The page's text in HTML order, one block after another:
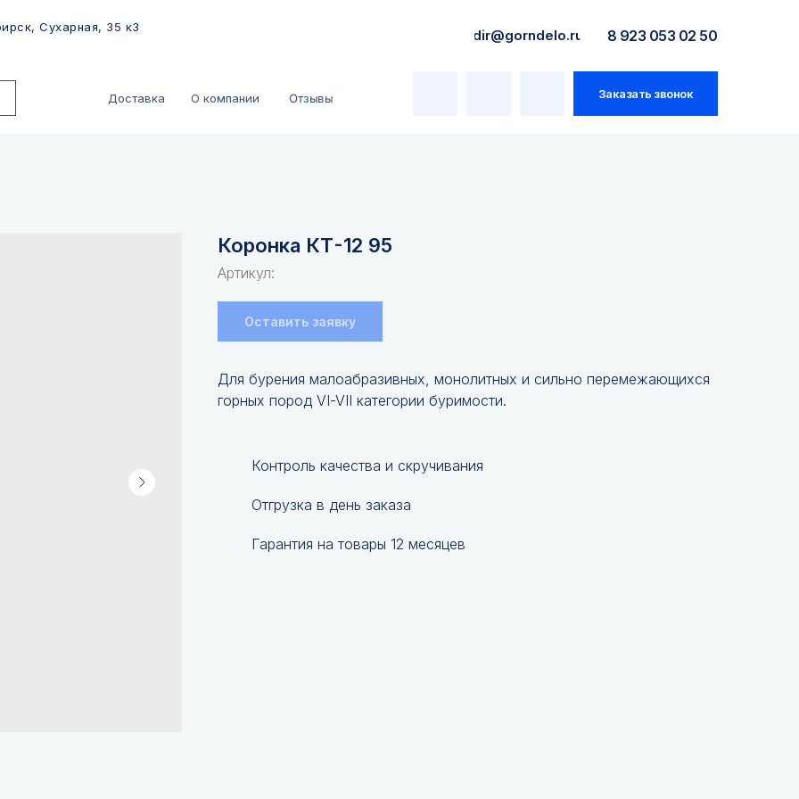
Сухарная, 35 к3
dir@gorndelo.ru 8 923 053 02 50
Доставка О компании Отзывы Заказать звонок
Коронка КТ-12 95
Артикул:
Оставить заявку
Для бурения малоабразивных, монолитных и сильно перемежающихся
горных пород VI-VII категории буримости.
Контроль качества и скручивания
Отгрузка в день заказа
Гарантия на товары 12 месяцев